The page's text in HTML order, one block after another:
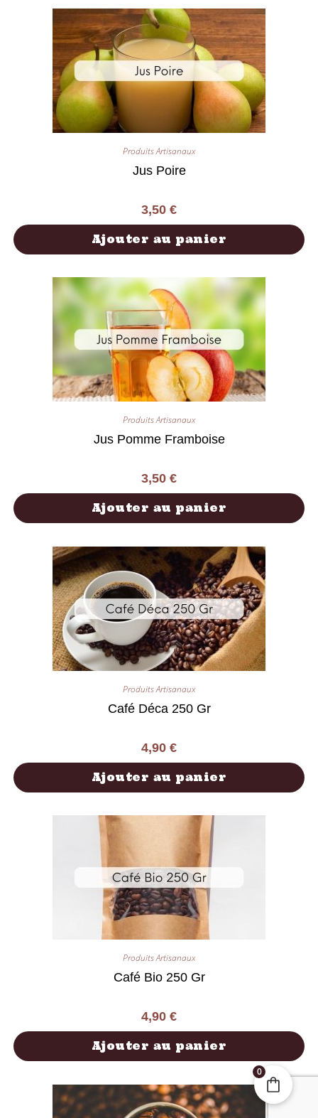
Produits Artisanaux
Jus Poire
3,50 €
Ajouter au panier
Produits Artisanaux
Jus Pomme Framboise
3,50 €
Ajouter au panier
Produits Artisanaux
Café Déca 250 Gr
4,90 €
Ajouter au panier
Produits Artisanaux
Café Bio 250 Gr
4,90 €
Ajouter au panier
0